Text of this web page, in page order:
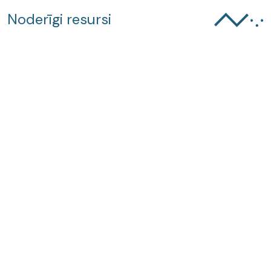
Noderīgi resursi